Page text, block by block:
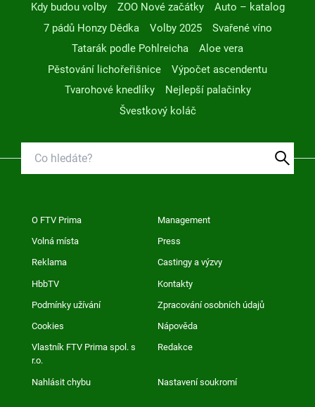
Kdy budou volby
ZOO Nové začátky
Auto – katalog
7 pádů Honzy Dědka
Volby 2025
Svařené víno
Tatarák podle Pohlreicha
Aloe vera
Pěstování lichořeřišnice
Výpočet ascendentu
Tvarohové knedlíky
Nejlepší palačinky
Švestkový koláč
O FTV Prima Management
Volná místa Press
Reklama Castingy a výzvy
HbbTV Kontakty
Podmínky užívání Zpracování osobních údajů
Cookies Nápověda
Vlastník FTV Prima spol. s
r.o.
Redakce
Nahlásit chybu Nastavení soukromí